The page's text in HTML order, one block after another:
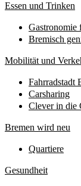
Essen und Trinken
Gastronomie
Bremisch
Mobilität und
Fahrradstadt
Carsharing
Clever in die
Bremen wird neu
Quartiere
Gesundheit